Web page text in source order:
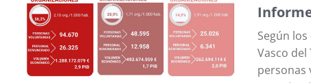
Según
Vasco del
personas